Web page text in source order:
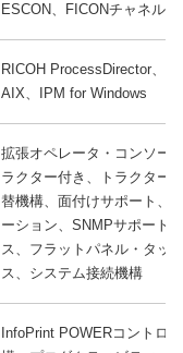
ESCON、FICONチャネル
RICOH ProcessDirector、
AIX、IPM for Windows
拡張オペレータ・コンソー
ラクター付き、トラクター
替機構、面付けサポート、
ーション、SNMPサポート
ス、フラットパネル・タッ
ス、システム接続機構
InfoPrint POWERコントロ